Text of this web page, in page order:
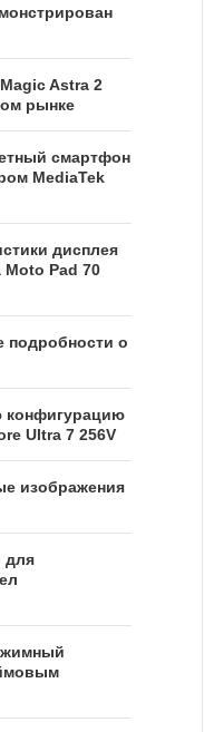
Astra 2
рынке
смартфон
MediaTek
дисплея
Moto Pad 70
подробности о
конфигурацию
Ultra 7 256V
изображения
для